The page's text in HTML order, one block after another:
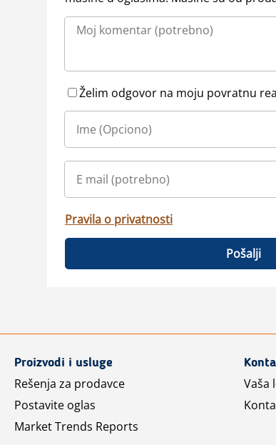
Želim odgovor na moju povratnu
Pravila o privatnosti
Pošalji
Proizvodi i usluge
Rešenja za prodavce
Postavite oglas
Market Trends Reports
Vaša